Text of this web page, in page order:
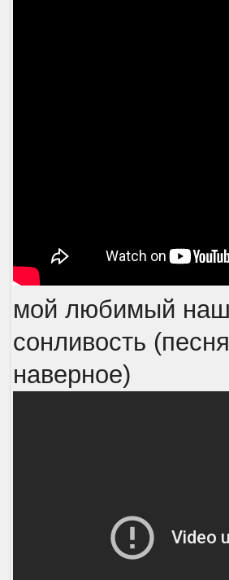
мой любимый
сонливость
наверное)